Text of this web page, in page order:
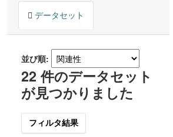
データセット
並び順
22 件のデータセット
が見つかりました
フィルタ結果